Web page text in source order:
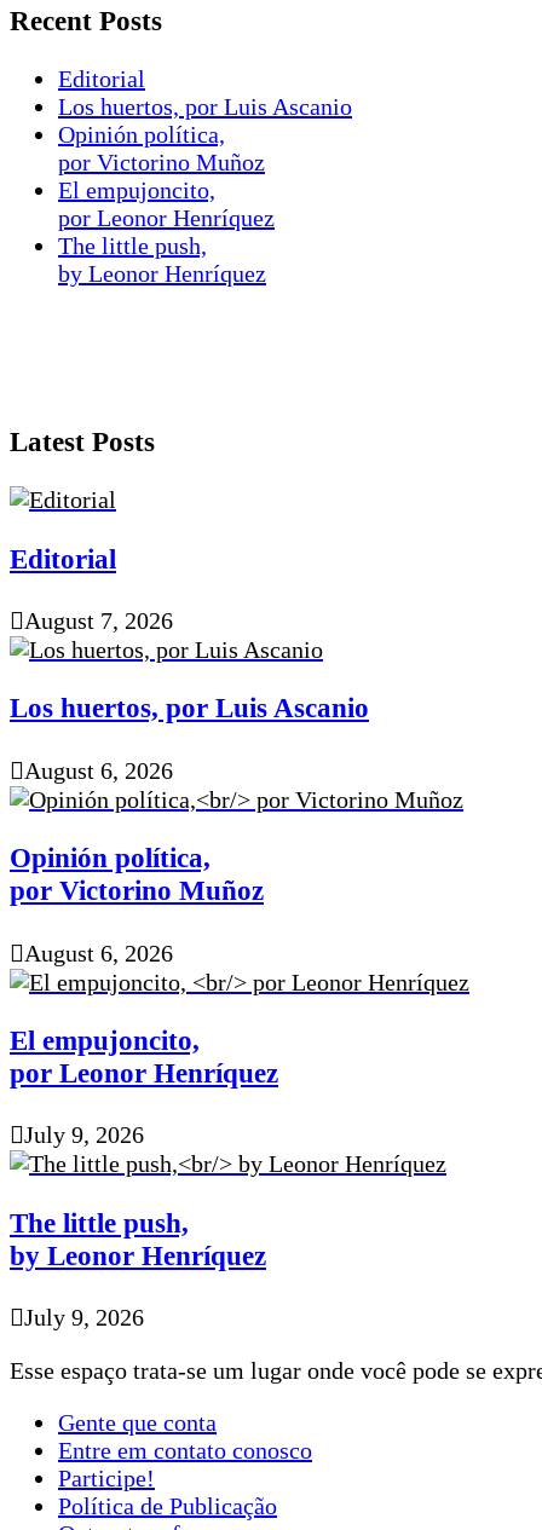
Recent Posts
Editorial
Los huertos, por Luis Ascanio
Opinión política,
por Victorino Muñoz
El empujoncito,
por Leonor Henríquez
The little push,
by Leonor Henríquez
Latest Posts
Editorial
August 7, 2026
Los huertos, por Luis Ascanio
August 6, 2026
Opinión política,
por Victorino Muñoz
August 6, 2026
El empujoncito,
por Leonor Henríquez
July 9, 2026
The little push,
by Leonor Henríquez
July 9, 2026
Esse espaço trata-se um lugar onde você pode se
Gente que conta
Entre em contato conosco
Participe!
Política de Publicação